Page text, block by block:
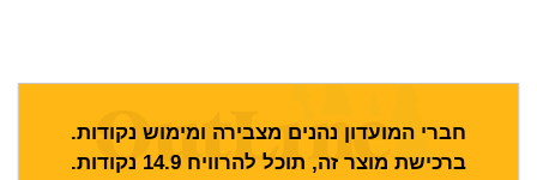
חברי המועדון נהנים מצבירה ומימוש נקודות.
ברכישת מוצר זה, תוכל להרוויח 14.9 נקודות.